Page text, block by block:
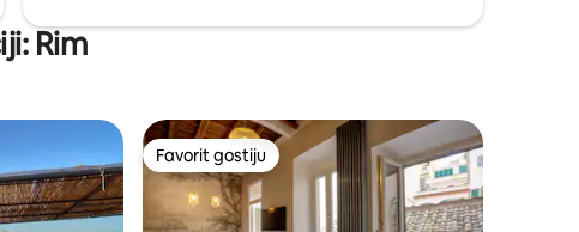
Rim
Favorit gostiju
Favorit gostiju